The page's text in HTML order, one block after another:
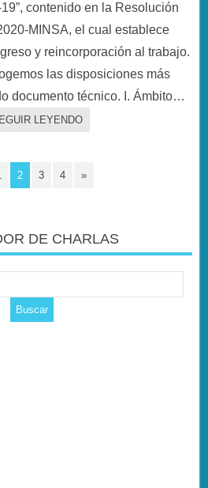
contenido en la Resolución
MINSA, el cual establece
y reincorporación al trabajo.
las disposiciones más
documento técnico. I. Ámbito…
LEYENDO
2 3 4 »
DE CHARLAS